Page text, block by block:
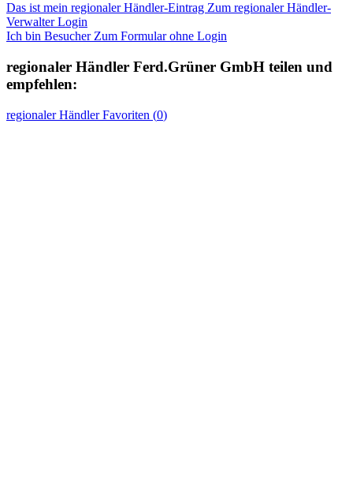
Das ist mein regionaler Händler-Eintrag Zum regionaler Händler-
Verwalter Login
Ich bin Besucher Zum Formular ohne Login
regionaler Händler Ferd.Grüner GmbH teilen und
empfehlen:
regionaler HändlerFavoriten (0)